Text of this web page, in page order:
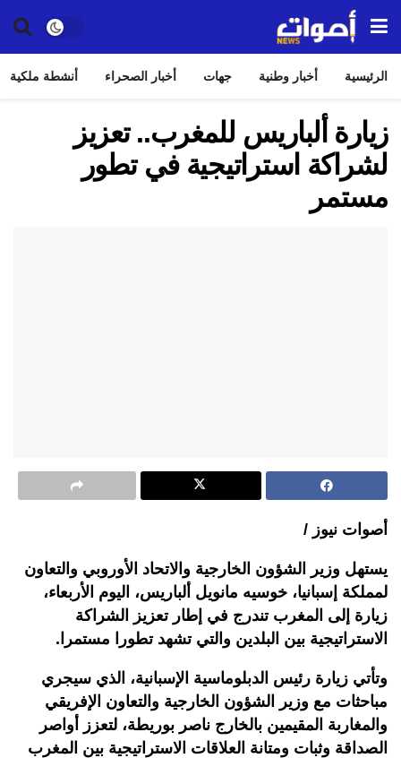
الرئيسية أخبار وطنية جهات أخبار الصحراء أنشطة ملكية
زيارة ألباريس للمغرب.. تعزيز
لشراكة استراتيجية في تطور
مستمر
أصوات نيوز /
يستهل وزير الشؤون الخارجية والاتحاد الأوروبي والتعاون
لمملكة إسبانيا، خوسيه مانويل ألباريس، اليوم الأربعاء،
زيارة إلى المغرب تندرج في إطار تعزيز الشراكة
الاستراتيجية بين البلدين والتي تشهد تطورا مستمرا.
وتأتي زيارة رئيس الدبلوماسية الإسبانية، الذي سيجري
مباحثات مع وزير الشؤون الخارجية والتعاون الإفريقي
والمغاربة المقيمين بالخارج ناصر بوريطة، لتعزز أواصر
الصداقة وثبات ومتانة العلاقات الاستراتيجية بين المغرب